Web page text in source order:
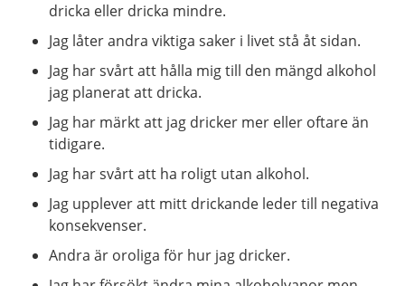
dricka eller dricka mindre.
Jag låter andra viktiga saker i livet stå åt sidan.
Jag har svårt att hålla mig till den mängd alkohol
jag planerat att dricka.
Jag har märkt att jag dricker mer eller oftare än
tidigare.
Jag har svårt att ha roligt utan alkohol.
Jag upplever att mitt drickande leder till negativa
konsekvenser.
Andra är oroliga för hur jag dricker.